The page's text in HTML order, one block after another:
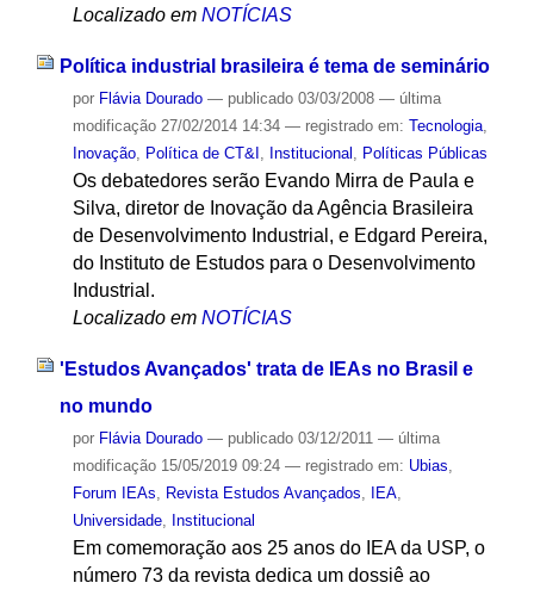
Localizado em NOTÍCIAS
Política industrial brasileira é tema de seminário
por Flávia Dourado — publicado03/03/2008 — última
modificação27/02/2014 14:34 — registrado em: Tecnologia,
Inovação, Política de CT&I , Institucional , Políticas Públicas
Os debatedores serão Evando Mirra de Paula e
Silva, diretor de Inovação da Agência Brasileira
de Desenvolvimento Industrial, e Edgard Pereira,
do Instituto de Estudos para o Desenvolvimento
Industrial.
Localizado em NOTÍCIAS
'Estudos Avançados' trata de IEAs no Brasil e
no mundo
por Flávia Dourado — publicado03/12/2011 — última
modificação15/05/2019 09:24 — registrado em: Ubias
Forum IEAs
Revista Estudos Avançados IEA,
Universidade, Institucional
Em comemoração aos 25 anos do IEA da USP, o
número 73 da revista dedica um dossiê ao